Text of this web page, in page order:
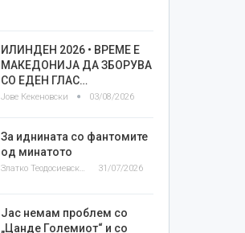
ИЛИНДЕН 2026 • ВРЕМЕ Е
МАКЕДОНИЈА ДА ЗБОРУВА
СО ЕДЕН ГЛАС…
Јове Кекеновски 03/08/2026
За иднината со фантомите
од минатото
Златко Теодосиевски 31/07/2026
Јас немам проблем со
„Цанде Големиот“ и со